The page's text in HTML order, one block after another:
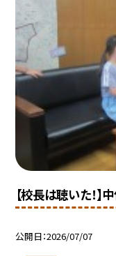
【校長は聴いた！
公開日 2026/07/07